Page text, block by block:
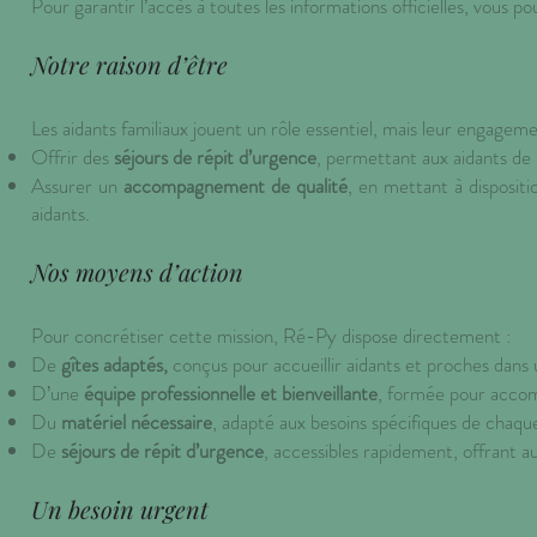
Pour garantir l’accès à toutes les informations officielles, vous
Notre raison d’être
Les aidants familiaux jouent un rôle essentiel, mais leur
Offrir des séjours de répit d’urgence, permettant aux aidants
Assurer un accompagnement de qualité, en mettant à
aidants.
Nos moyens d’action
Pour concrétiser cette mission, Ré-Py dispose directement :
De gîtes adaptés, conçus pour accueillir aidants et proches
D’une équipe professionnelle et bienveillante, formée pour
Du matériel nécessaire, adapté aux besoins spécifiques de
De séjours de répit d’urgence, accessibles rapidement, offrant
Un besoin urgent